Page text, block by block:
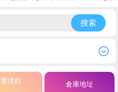
搜索
流程 倉庫地址